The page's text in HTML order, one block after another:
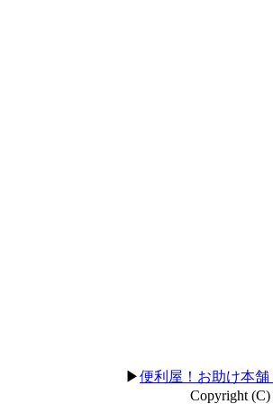
▶便利屋！お助け本舗
Copyright